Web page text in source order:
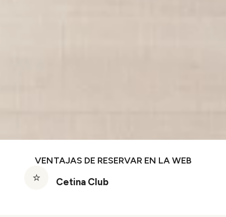
VENTAJAS DE RESERVAR EN LA WEB
Cetina Club